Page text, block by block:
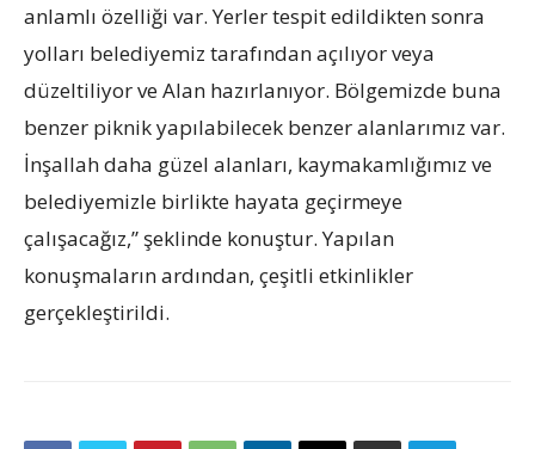
anlamlı özelliği var. Yerler tespit edildikten sonra
yolları belediyemiz tarafından açılıyor veya
düzeltiliyor ve Alan hazırlanıyor. Bölgemizde buna
benzer piknik yapılabilecek benzer alanlarımız var.
İnşallah daha güzel alanları, kaymakamlığımız ve
belediyemizle birlikte hayata geçirmeye
çalışacağız,” şeklinde konuştur. Yapılan
konuşmaların ardından, çeşitli etkinlikler
gerçekleştirildi.